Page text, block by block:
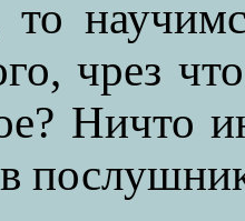
то
чрез
Ничто